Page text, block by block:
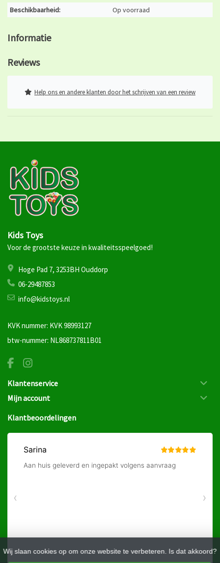
Wij slaan cookies op om onze website te verbeteren. Is dat akkoord?
Beschikbaarheid:
Op voorraad
Informatie
Reviews
Help ons en andere klanten door het schrijven van een review
Kids Toys
Voor de grootste keuze in kwaliteitsspeelgoed!
Hoge Pad 7, 3253BH Ouddorp
06-29487853
info@kidstoys.nl
KVK nummer: KVK 98993127
btw-nummer: NL868737811B01
Klantenservice
Mijn account
Klantbeoordelingen